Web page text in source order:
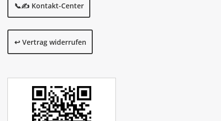
📞✍️ Kontakt-Center
↩️ Vertrag widerrufen